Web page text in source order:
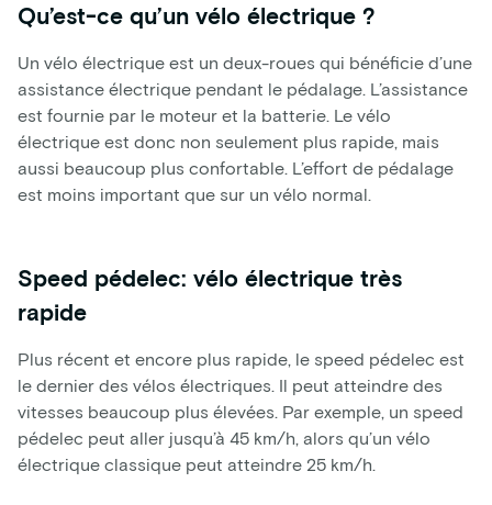
Qu’est-ce qu’un vélo électrique ?
Un vélo électrique est un deux-roues qui bénéficie d’une
assistance électrique pendant le pédalage. L’assistance
est fournie par le moteur et la batterie. Le vélo
électrique est donc non seulement plus rapide, mais
aussi beaucoup plus confortable. L’effort de pédalage
est moins important que sur un vélo normal.
Speed pédelec: vélo électrique très
rapide
Plus récent et encore plus rapide, le speed pédelec est
le dernier des vélos électriques. Il peut atteindre des
vitesses beaucoup plus élevées. Par exemple, un speed
pédelec peut aller jusqu’à 45 km/h, alors qu’un vélo
électrique classique peut atteindre 25 km/h.